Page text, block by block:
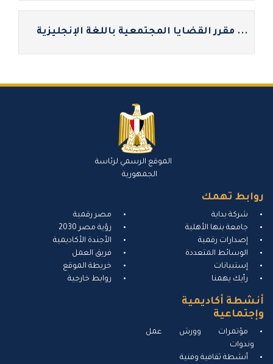
... مقرر القضايا المجتمعية باللغة الإنجليزية
الموقع الرسمي لرئاسة
الجمهورية
روابط تهمك
شركة بداية
جامعة بنها الأهلية
إصدارات رقمية
الوسائط المتعددة
إستبيانات
رأيك يهمنا
مصر رقمية
رؤية مصر 2030
الأجندة الأكاديمية
فريق العمل
خريطة الموقع
روابط خارجية
أنشطة أكاديمية
وإجتماعية
مؤتمرات وورش عمل
وندوات
أنشطة ثقافية وفنية